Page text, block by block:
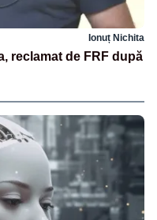
Ionuț Nichita
reclamat de FRF după